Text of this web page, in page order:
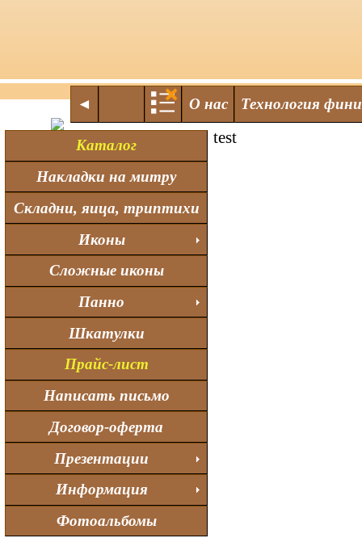
◄ О нас Технология
Каталог
Накладки на митру
Складни, яица, триптихи
Иконы
Сложные иконы
Панно
Шкатулки
Прайс-лист
Написать письмо
Договор-оферта
Презентации
Информация
Фотоальбомы
test